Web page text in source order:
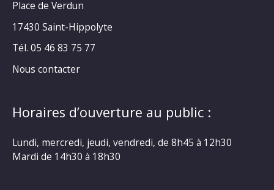
Place de Verdun
17430 Saint-Hippolyte
Tél. 05 46 83 75 77
Nous contacter
Horaires d’ouverture au public :
Lundi, mercredi, jeudi, vendredi, de 8h45 à 12h30
Mardi de 14h30 à 18h30